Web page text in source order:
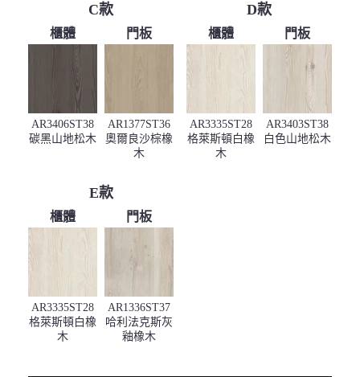
C款
櫃體
AR3406ST38
碳黑山地松木
門板
AR1377ST36
奧爾良沙棕橡
木
D款
櫃體
AR3335ST28
格萊斯頓白橡
木
門板
AR3403ST38
白色山地松木
E款
櫃體
AR3335ST28
格萊斯頓白橡
木
門板
AR1336ST37
哈利法克斯灰
釉橡木